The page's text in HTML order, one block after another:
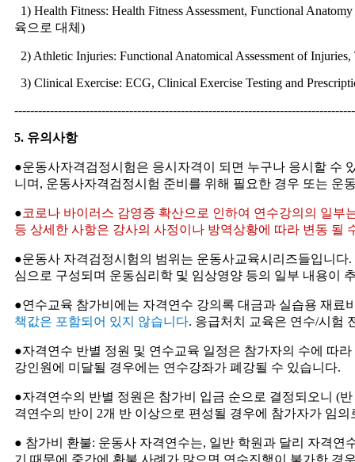
1) Health Fitness: Health Fitness Assessment, Functional
육으로 대체 )
2) Athletic Injuries: Functional Anatomical Assessment of
3) Clinical Exercise: ECG, Clinical Exercise Testing and
5. 유의사항
●운동사자격검정시험은 응시자격이 되면 누구나 응시할 수
니며 , 운동사자격검정시험 준비를 위해 필요한 경우 또는 운
●코로나 바이러스 감영증 확산으로 인하여 연수강의의 일
등 상세한 사항은 강사의 사정이나 방역상황에 따라 변동 될
●운동사 자격검정시험의 범위는 운동사교육시리즈들입니다.
심으로 구성되며 운동심리학 및 임상영양 등의 일부 내용이
●연수교육 참가비에는 자격연수 강의록 대금과 실습용 재료
책값은 포함되어 있지 않습니다. 응급처치 교육은 연수/시험
●자격연수 반별 정원 및 연수교육 일정은 참가자의 수에 따
강인원에 미달될 경우에는 연수강좌가 폐강될 수 있습니다.
●자격연수의 반별 정원은 참가비 입금 순으로 결정되오니 (
격연수의 반이 2개 반 이상으로 편성될 경우에 참가자가 임
● 참가비 환불: 운동사 자격연수는, 일반 학원과 달리 자격연
기 때문에 중간에 환불 사례가 많으면 연수진행이 불가한 경